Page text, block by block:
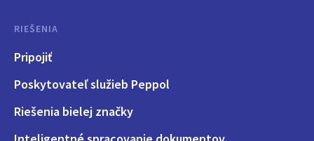
RIEŠENIA
Pripojiť
Poskytovateľ služieb Peppol
Riešenia bielej značky